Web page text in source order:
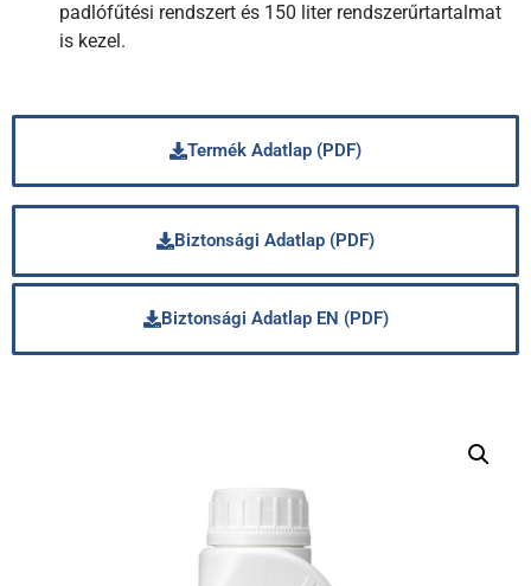
padlófűtési rendszert és 150 liter rendszerűrtartalmat
is kezel.
Termék Adatlap (PDF)
Biztonsági Adatlap (PDF)
Biztonsági Adatlap EN (PDF)